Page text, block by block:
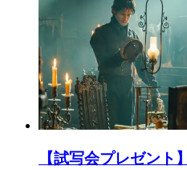
【試写会プレゼント